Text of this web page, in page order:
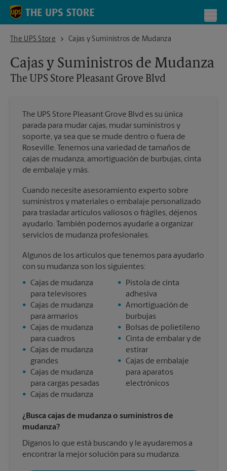
Skip to content
Return to Nav
The UPS Store
The UPS Store Pleasant Grove Blvd
Cajas y Suministros de Mudanza
Cajas y Suministros de Mudanza
The UPS Store Pleasant Grove Blvd
The UPS Store Pleasant Grove Blvd es su única
parada para mudar cajas, mudar suministros y
soporte, ya sea que se mude dentro o fuera de
Roseville. Tenemos una variedad de tamaños de
cajas de mudanza, amortiguación de burbujas, cinta
de embalaje y más.
Cuando necesite asesoramiento experto sobre
suministros y materiales o embalaje personalizado
para trasladar artículos valiosos o frágiles, déjenos
ayudarlo. También podemos ayudarle a organizar
servicios de mudanza profesionales.
Algunos de los artículos que tenemos para ayudarlo
con su mudanza son los siguientes:
• Cajas de mudanza
para televisores
• Cajas de mudanza
para armarios
• Cajas de mudanza
para cuadros
• Cajas de mudanza
grandes
• Cajas de mudanza
para cargas pesadas
• Cajas de mudanza
•
Pistola de cinta
adhesiva
• Amortiguación de
burbujas
•
Bolsas de polietileno
• Cinta de embalar y de
estirar
• Cajas de embalaje
para aparatos
electrónicos
¿Busca cajas de mudanza o suministros de
mudanza?
Díganos lo que está buscando y le ayudaremos a
encontrar la mejor solución para su mudanza.